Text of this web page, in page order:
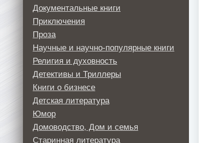
Документальные книги
Приключения
Проза
Научные и научно-популярные книги
Религия и духовность
Детективы и Триллеры
Книги о бизнесе
Детская литература
Юмор
Домоводство, Дом и семья
Старинная литература